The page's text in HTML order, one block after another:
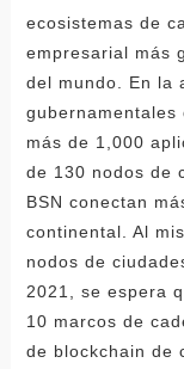
ecosistemas de
empresarial más
del mundo. En la
gubernamentales
más de 1,000
de 130 nodos de
BSN conectan
continental. Al
nodos de
2021, se espera
10 marcos de
de blockchain de